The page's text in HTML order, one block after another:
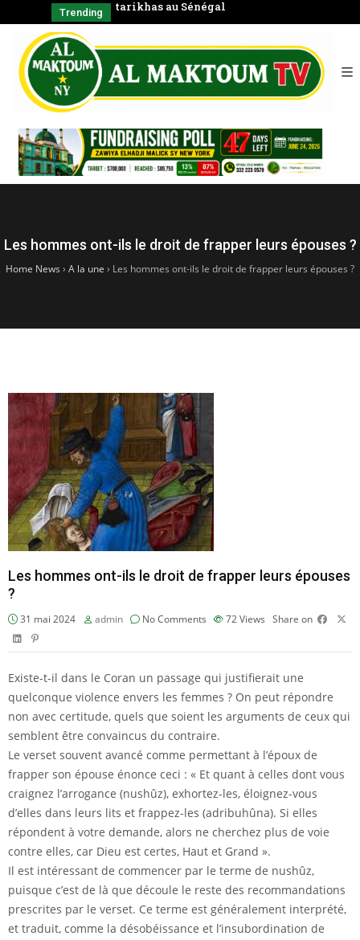
Trending tarikhas au Sénégal
Les hommes ont-ils le droit de frapper leurs épouses ?
Home News › A la une › Les hommes ont-ils le droit de frapper leurs épouses ?
Les hommes ont-ils le droit de frapper leurs épouses
?
31 mai 2024 admin No Comments 72Views Share on
Existe-t-il dans le Coran un passage qui justifierait une
quelconque violence envers les femmes ? On peut répondre
non avec certitude, quels que soient les arguments de ceux qui
semblent être convaincus du contraire.
Le verset souvent avancé comme permettant à l’époux de
frapper son épouse énonce ceci : « Et quant à celles dont vous
craignez l’arrogance (nushûz), exhortez-les, éloignez-vous
d’elles dans leurs lits et frappez-les (adribuhûna). Si elles
répondent à votre demande, alors ne cherchez plus de voie
contre elles, car Dieu est certes, Haut et Grand ».
Il est intéressant de commencer par le terme de nushûz,
puisque c’est de là que découle le reste des recommandations
prescrites par le verset. Ce terme est généralement interprété,
et traduit, comme la désobéissance et l’insubordination de